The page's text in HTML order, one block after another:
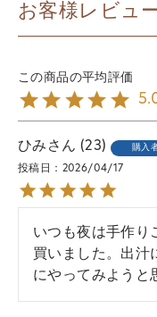
お客様レビュ
ひみ 23 購入
投稿日 2026/04/17
いつも夜は手作り
買いました。出汁
にやってみようと